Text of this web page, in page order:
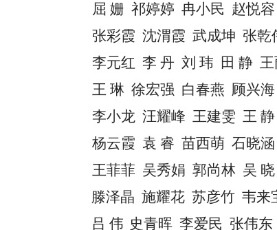
屈 姗 祁婷婷 冉小民 赵悦容
张彩霞 沈渭霞 武成坤 张乾
李元红 李 丹 刘 玮 田 静 王
王 琳 徐宏强 白春燕 顾兴海
李小龙 汪耀峰 王建雯 王 静
杨云霞 袁 睿 苗西萌 石晓涵
王菲菲 吴秀娟 郭尚林 吴 晓
滕泽晶 施耀花 苏彦竹 韦来
吕 伟 史青晖 李爱民 张伟东